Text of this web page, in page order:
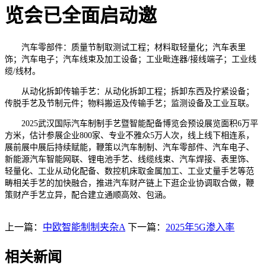
览会已全面启动邀
汽车零部件：质量节制取测试工程；材料取轻量化；汽车表里
饰；汽车电子；汽车线束及加工设备；工业毗连器/接线端子；工业线
缆/线材。
从动化拆卸传输手艺：从动化拆卸工程；拆卸东西及拧紧设备；
传脱手艺及节制元件；物料搬运及传输手艺；监测设备及工业互联。
2025武汉国际汽车制制手艺暨智能配备博览会预设展览面积6万平
方米，估计参展企业800家、专业不雅众5万人次，线上线下相连系，
展前展中展后持续赋能，鞭策以汽车制制、汽车零部件、汽车电子、
新能源汽车智能网联、锂电池手艺、线缆线束、汽车焊接、表里饰、
轻量化、工业从动化配备、数控机床取金属加工、工业丈量手艺等范
畴相关手艺的加快融合，推进汽车财产链上下逛企业协调取合做，鞭
策财产手艺立异，配合建立通顺高效、包涵。
上一篇： 中欧智能制制夹杂A 下一篇： 2025年5G渗入率
相关新闻